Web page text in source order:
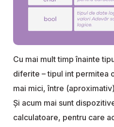
Cu mai mult timp înainte
diferite – tipul int permitea
mai mici, între
Și acum mai sunt
calculatoare, pentru care